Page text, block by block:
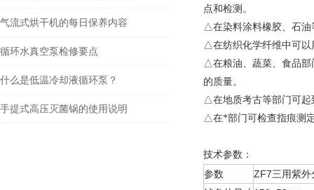
气流式烘干机的每日保养内容
循环水真空泵检修要点
什么是低温冷却液循环泵？
手提式高压灭菌锅的使用说明
点和检测。
△在染料涂料橡胶、石油
△在纺织化学纤维中可以
△在粮油、蔬菜、食品部
的质量。
△在地质考古等部门可起
△在*部门可检查指痕测
技术参数 ：
参数
ZF7三用紫外